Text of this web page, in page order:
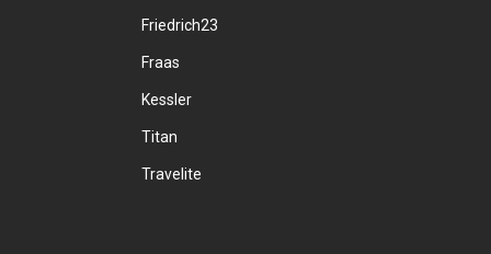
Friedrich23
Fraas
Kessler
Titan
Travelite